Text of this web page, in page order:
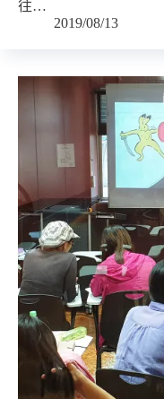
往…
2019/08/13